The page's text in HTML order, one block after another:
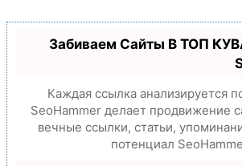
Забиваем Сайты В ТОП
Каждая ссылка анализируется
SeoHammer делает продвижение
вечные ссылки, статьи,
потенциал